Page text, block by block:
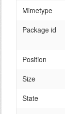
Mimetype
Package id
Position
Size
State